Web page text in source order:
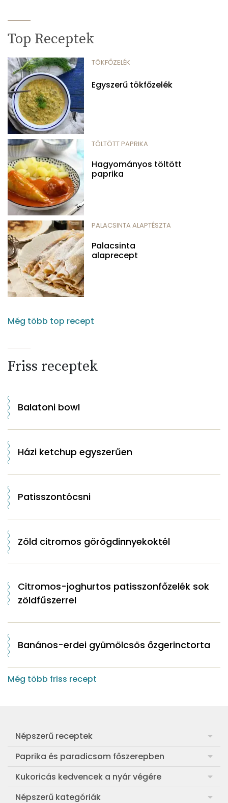
Top Receptek
TÖKFŐZELÉK
Egyszerű tökfőzelék
TÖLTÖTT PAPRIKA
Hagyományos töltött
paprika
PALACSINTA ALAPTÉSZTA
Palacsinta
alaprecept
Még több top recept
Friss receptek
Balatoni bowl
Házi ketchup egyszerűen
Patisszontócsni
Zöld citromos görögdinnyekoktél
Citromos-joghurtos patisszonfőzelék sok
zöldfűszerrel
Banános-erdei gyümölcsös őzgerinctorta
Még több friss recept
Népszerű receptek
Frankfurti leves
Egyszerű muffin
Aranygaluska
Paprika és paradicsom főszerepben
Pan con Tomate
Paradicsom és paprika eltevése télre
Kukoricás kedvencek a nyár végére
Legfinomabb főtt kukorica
Népszerű kategóriák